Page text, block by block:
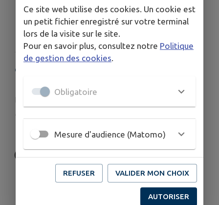
COORDONNÉES
Rue des Écoles, Rochefort-sur-Loire
02 41 78 79 03
Ce site web utilise des cookies. Un cookie est
un petit fichier enregistré sur votre terminal
lors de la visite sur le site.
Pour en savoir plus, consultez notre Politique
de gestion des cookies.
Obligatoire
Mesure d'audience (Matomo)
REFUSER VALIDER MON CHOIX
AUTORISER